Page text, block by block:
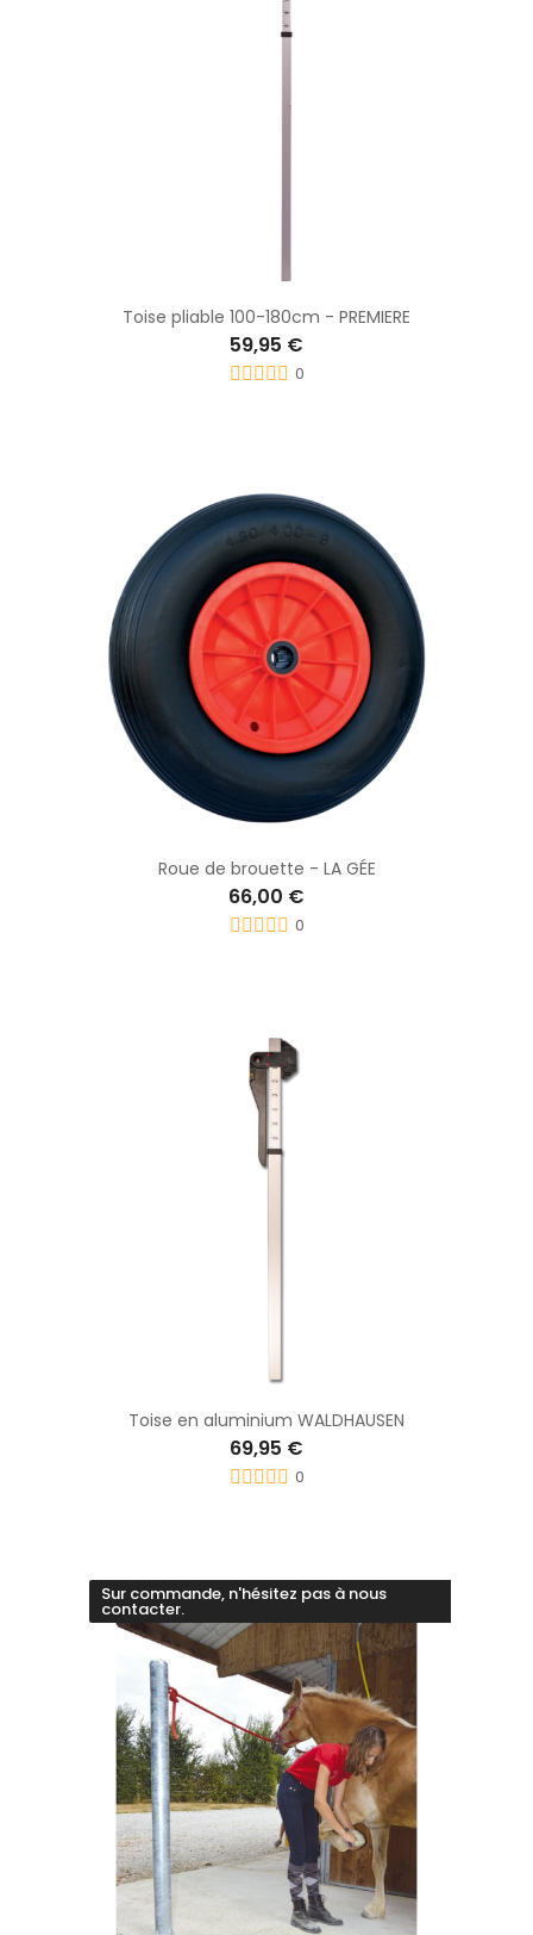
Toise pliable 100-180cm - PREMIERE
59,95 €
0
Roue de brouette - LA GÉE
66,00 €
0
Toise en aluminium WALDHAUSEN
69,95 €
0
Sur commande, n'hésitez pas à nous
contacter.